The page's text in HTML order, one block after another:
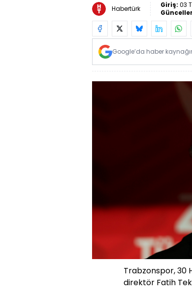
Habertürk Giriş: 03
Google’da haber
Trabzonspor, 30
direktör Fatih